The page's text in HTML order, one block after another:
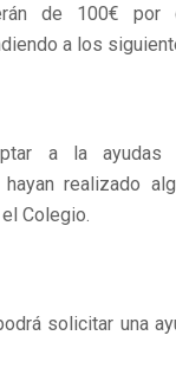
de 100€ por
a los
a la ayudas
realizado
Colegio.
solicitar una